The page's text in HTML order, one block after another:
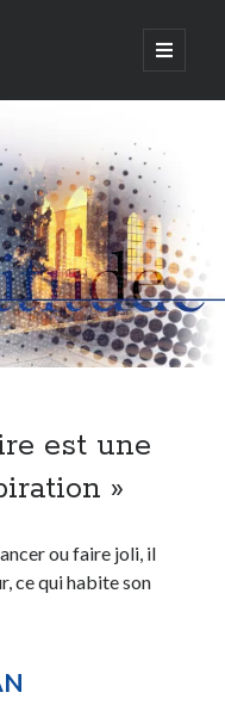
open
primary
est une
»
ou faire joli, il
ce qui habite son